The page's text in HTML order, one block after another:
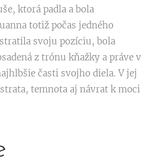
ktorá padla a bola
totiž počas jedného
svoju pozíciu, bola
z trónu kňažky a práve v
časti svojho diela. V jej
temnota aj návrat k moci